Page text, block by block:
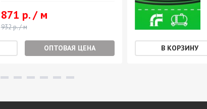
871 р. / м
932 р. / м
ОПТОВАЯ ЦЕНА